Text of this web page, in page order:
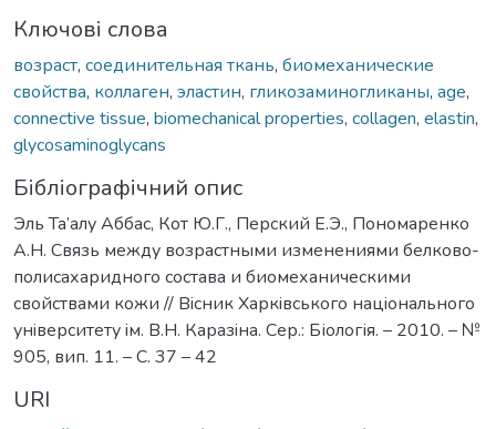
Ключові слова
возраст, соединительная ткань, биомеханические
свойства, коллаген, эластин, гликозаминогликаны, age,
connective tissue, biomechanical properties, collagen, elastin,
glycosaminoglycans
Бібліографічний опис
Эль Та’алу Аббас, Кот Ю.Г., Перский Е.Э., Пономаренко
А.Н. Связь между возрастными изменениями белково-
полисахаридного состава и биомеханическими
свойствами кожи // Вiсник Харкiвського нацiонального
унiверситету iм. В.Н. Каразiна. Сер.: Біологія. – 2010. – №
905, вип. 11. – С. 37 – 42
URI